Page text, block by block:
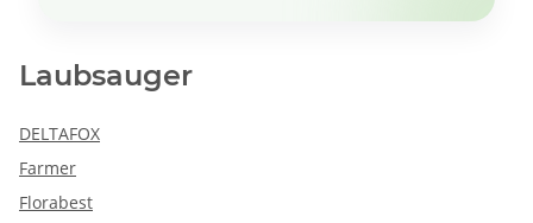
Laubsauger
DELTAFOX
Farmer
Florabest